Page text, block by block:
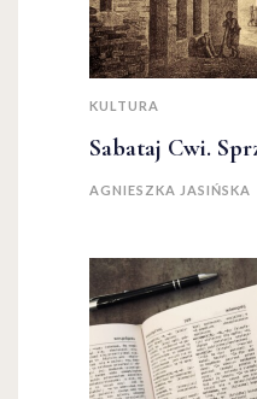
KULTURA
Sabataj Cwi.
AGNIESZKA JASIŃSKA